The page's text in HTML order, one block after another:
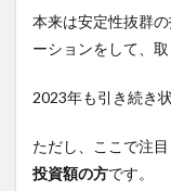
本来は安定性抜群
ーションをして、
2023年も引き続き
ただし、ここで注目
投資額の方です。